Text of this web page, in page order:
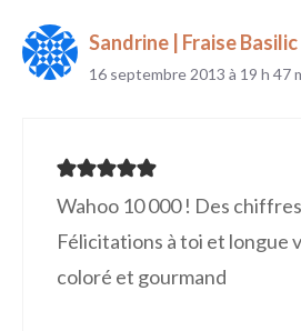
Sandrine | Fraise Basilic
16 septembre 2013 à 19 h 47
Wahoo 10 000 ! Des
Félicitations à toi et longue
coloré et gourmand